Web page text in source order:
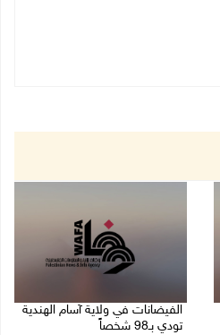
الفيضانات في ولاية آسام الهندية
تودي بـ98 شخصاً